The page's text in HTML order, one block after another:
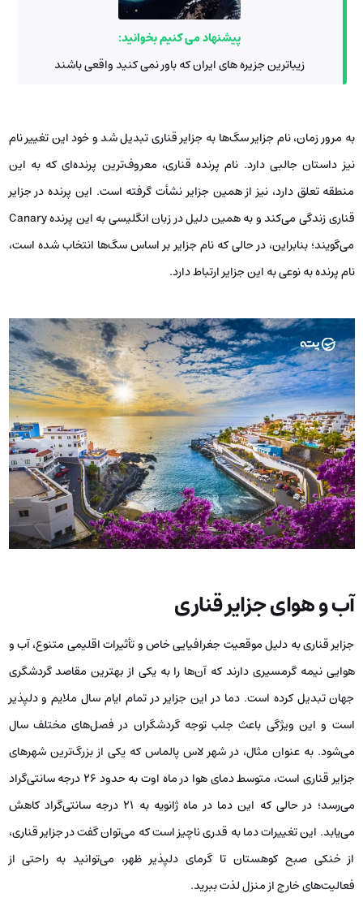
پیشنهاد می کنیم بخوانید:
زیباترین جزیره های ایران که باور نمی کنید واقعی باشند
به مرور زمان، نام جزایر سگ‌ها به جزایر قناری تبدیل شد و خود این تغییر نام
نیز داستان جالبی دارد. نام پرنده قناری، معروف‌ترین پرنده‌ای که به این
منطقه تعلق دارد، نیز از همین جزایر نشأت گرفته است. این پرنده در جزایر
قناری زندگی می‌کند و به همین دلیل در زبان انگلیسی به این پرنده Canary
می‌گویند؛ بنابراین، در حالی که نام جزایر بر اساس سگ‌ها انتخاب شده است،
نام پرنده به نوعی به این جزایر ارتباط دارد.
آب و هوای جزایر قناری
جزایر قناری به دلیل موقعیت جغرافیایی خاص و تأثیرات اقلیمی متنوع، آب و
هوایی نیمه گرمسیری دارند که آن‌ها را به یکی از بهترین مقاصد گردشگری
جهان تبدیل کرده است. دما در این جزایر در تمام ایام سال ملایم و دلپذیر
است و این ویژگی باعث جلب توجه گردشگران در فصل‌های مختلف سال
می‌شود. به عنوان مثال، در شهر لاس پالماس که یکی از بزرگ‌ترین شهرهای
جزایر قناری است، متوسط دمای هوا در ماه اوت به حدود ۲۶ درجه سانتی‌گراد
می‌رسد؛ در حالی که این دما در ماه ژانویه به ۲۱ درجه سانتی‌گراد کاهش
می‌یابد. این تغییرات دما به قدری ناچیز است که می‌توان گفت در جزایر قناری،
از خنکی صبح‌ کوهستان تا گرمای دلپذیر ظهر، می‌توانید به راحتی از
فعالیت‌های خارج از منزل لذت ببرید.